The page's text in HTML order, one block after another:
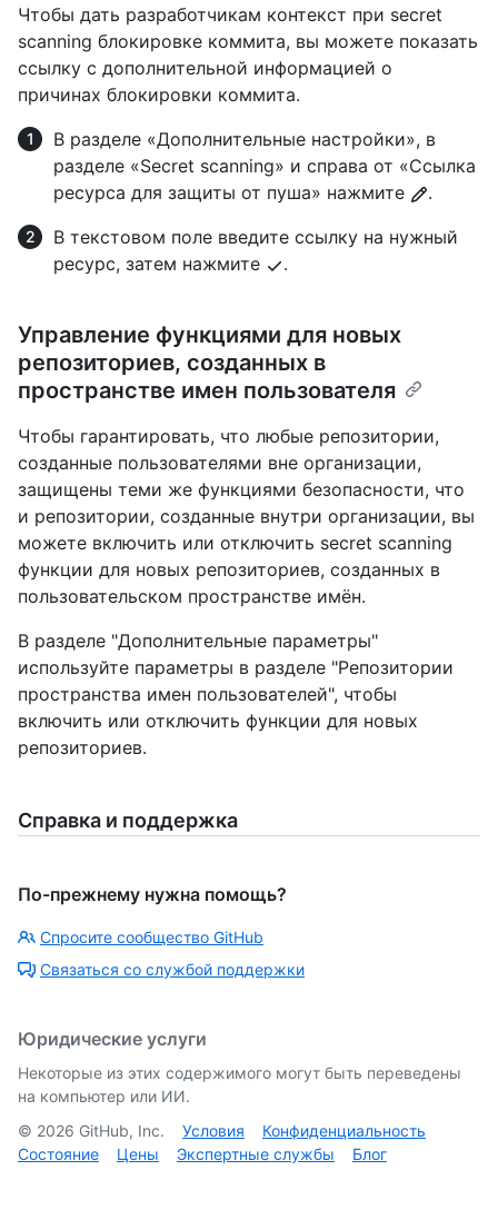
Чтобы дать разработчикам контекст при secret
scanning блокировке коммита, вы можете показать
ссылку с дополнительной информацией о
причинах блокировки коммита.
В разделе «Дополнительные настройки», в
разделе «Secret scanning» и справа от «Ссылка
ресурса для защиты от пуша» нажмите
.
В текстовом поле введите ссылку на нужный
ресурс, затем нажмите
.
Управление функциями для новых
репозиториев, созданных в
пространстве имен пользователя
Чтобы гарантировать, что любые репозитории,
созданные пользователями вне организации,
защищены теми же функциями безопасности, что
и репозитории, созданные внутри организации, вы
можете включить или отключить secret scanning
функции для новых репозиториев, созданных в
пользовательском пространстве имён.
В разделе "Дополнительные параметры"
используйте параметры в разделе "Репозитории
пространства имен пользователей", чтобы
включить или отключить функции для новых
репозиториев.
Справка и поддержка
По-прежнему нужна помощь?
Спросите сообщество GitHub
Связаться со службой поддержки
Юридические услуги
Некоторые из этих содержимого могут быть переведены
на компьютер или ИИ.
© 2026 GitHub, Inc. Условия
Конфиденциальность
Состояние
Цены Экспертные службы Блог